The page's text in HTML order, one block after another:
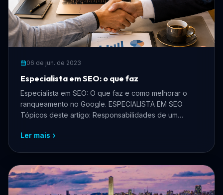
06 de jun. de 2023
Especialista em SEO: o que faz
Especialista em SEO: O que faz e como melhorar o
ranqueamento no Google. ESPECIALISTA EM SEO
Tópicos deste artigo: Responsabilidades de um
Ler mais